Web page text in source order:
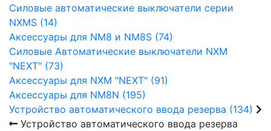
Силовые автоматические выключатели серии
NXMS (14)
Аксессуары для NM8 и NM8S (74)
Силовые Автоматические выключатели NXM
"NEXT" (73)
Аксессуары для NXM "NEXT" (91)
Аксессуары для NM8N (195)
Устройство автоматического ввода резерва (134)
Устройство автоматического ввода резерва